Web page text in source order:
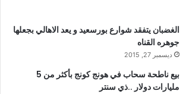
الغضبان يتفقد شوارع بورسعيد و يعد الاهالي بجعلها
جوهره القناه
ديسمبر 27, 2015
بيع ناطحة سحاب في هونج كونج بأكثر من 5
مليارات دولار ..ذي سنتر